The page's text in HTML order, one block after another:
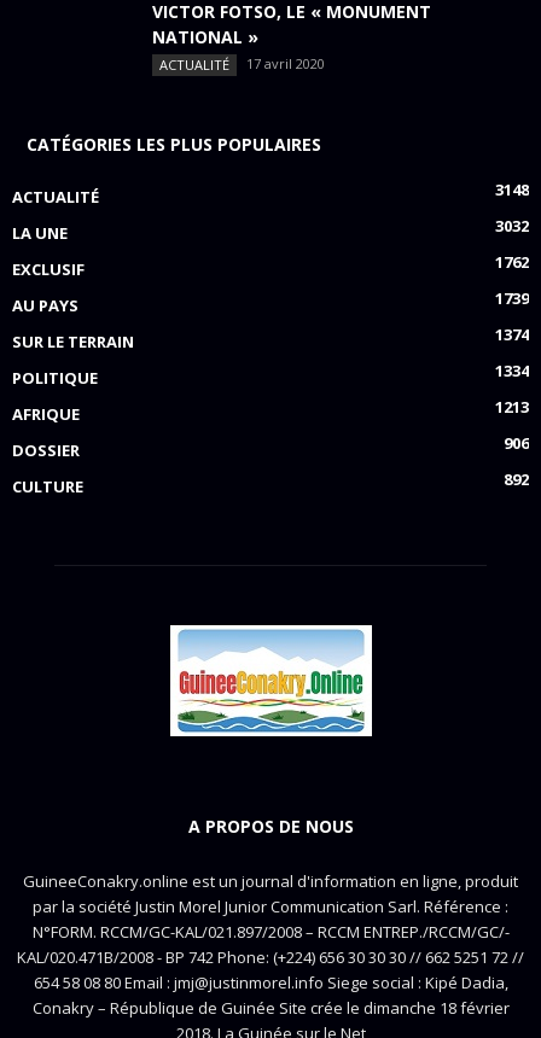
VICTOR FOTSO, LE « MONUMENT
NATIONAL »
ACTUALITÉ 17 avril 2020
CATÉGORIES LES PLUS POPULAIRES
ACTUALITÉ
3148
LA UNE
3032
EXCLUSIF
1762
AU PAYS
1739
SUR LE TERRAIN
1374
POLITIQUE
1334
AFRIQUE
1213
DOSSIER
906
CULTURE
892
A PROPOS DE NOUS
GuineeConakry.online est un journal d'information en ligne, produit
par la société Justin Morel Junior Communication Sarl. Référence :
N°FORM. RCCM/GC-KAL/021.897/2008 – RCCM ENTREP./RCCM/GC/-
KAL/020.471B/2008 - BP 742 Phone: (+224) 656 30 30 30 // 662 5251 72 //
654 58 08 80 Email : jmj@justinmorel.info Siege social : Kipé Dadia,
Conakry – République de Guinée Site crée le dimanche 18 février
2018. La Guinée sur le Net